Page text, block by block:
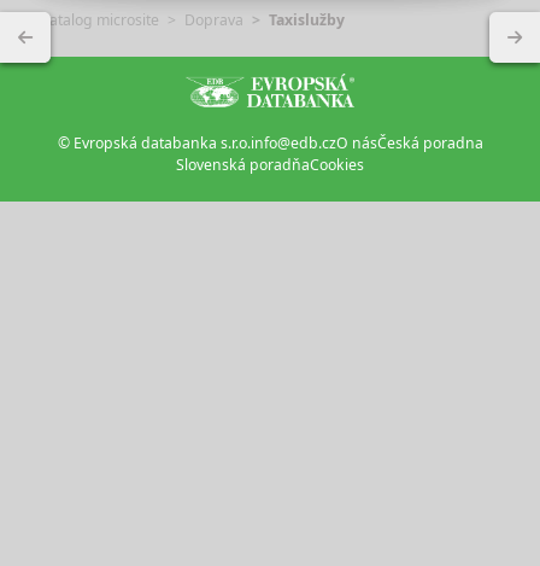
Katalog microsite Doprava Taxislužby
© Evropská databanka s.r.o.info@edb.czO násČeská poradna
Slovenská poradňaCookies